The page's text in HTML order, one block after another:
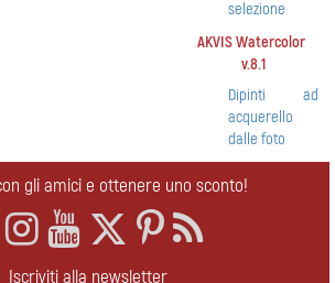
selezione
AKVIS Watercolor
v.8.1
Dipinti ad
acquerello
dalle foto
gli amici e ottenere uno sconto!
Iscriviti alla newsletter